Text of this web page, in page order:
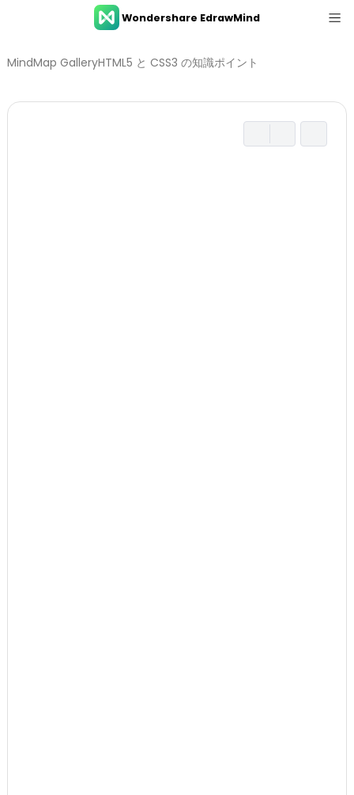
Wondershare EdrawMind
Gallery
MindMap GalleryHTML5 と CSS3 の知識ポイント